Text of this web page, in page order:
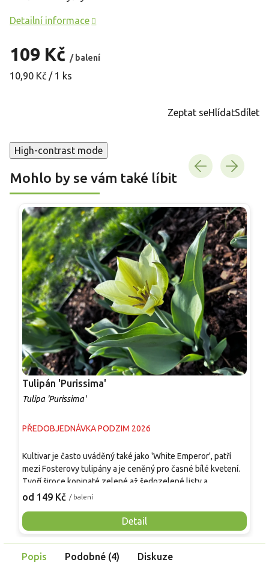
109 Kč / balení
Měrná
10,90 Kč / 1 ks
Detailní informace
Zeptat seHlídatSdílet
High-contrast mode
Mohlo by se vám také líbit
Tulipán 'Purissima'
Tulipa 'Purissima'
PŘEDOBJEDNÁVKA PODZIM 2026
od 149 Kč / balení
Detail
Kultivar je často uváděný také jako 'White Emperor', patří
mezi Fosterovy tulipány a je ceněný pro časné bílé kvetení.
Tvoří široce kopinaté zelené až šedozelené listy a
vzpřímené stonky vysoké obvykle 35–50 cm. Velké
průměru. Otevírají se od slonovinově krémové po čistě bílou,
při bázi s jemným teplým nádechem. Kvete od března do
dubna a hodí se do záhonů, nádob, skupin po 7–15 cibulích i
k řezu.
Popis Podobné (4) Diskuze